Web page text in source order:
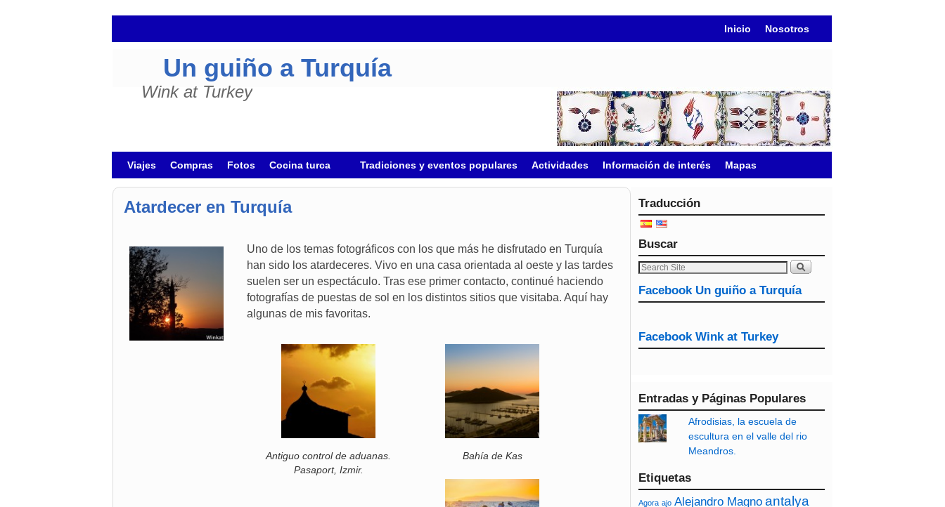
Inicio Nosotros
Un guiño a Turquía
Wink at Turkey
Viajes Compras Fotos Cocina turca Tradiciones y eventos populares Actividades Información de interés Mapas
Atardecer en Turquía
Uno de los temas fotográficos con los que más he disfrutado en Turquía
han sido los atardeceres. Vivo en una casa orientada al oeste y las tardes
suelen ser un espectáculo. Tras ese primer contacto, continué haciendo
fotografías de puestas de sol en los distintos sitios que visitaba. Aquí hay
algunas de mis favoritas.
Antiguo control de aduanas.
Pasaport, Izmir.
Bahía de Kas
Traducción
Buscar
Facebook Un guiño a Turquía
Facebook Wink at Turkey
Entradas y Páginas Populares
Afrodisias, la escuela de
escultura en el valle del rio
Meandros.
Etiquetas
Agora ajo Alejandro Magno antalya